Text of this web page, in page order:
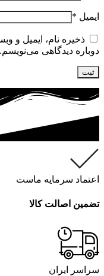
ایمیل *
ذخیره نام، ایمیل و
دوباره دیدگاهی می‌نویسم.
اعتماد سرمایه ماست
تضمین اصالت کالا
سراسر ایران